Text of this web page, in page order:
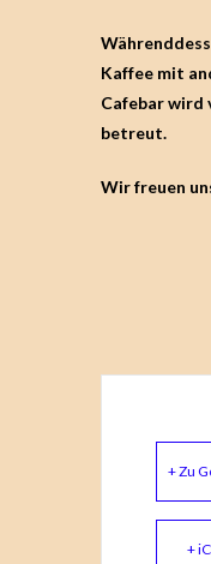
Kaffee mit
Cafebar wird
betreut.
Wir freuen
+ Zu
+